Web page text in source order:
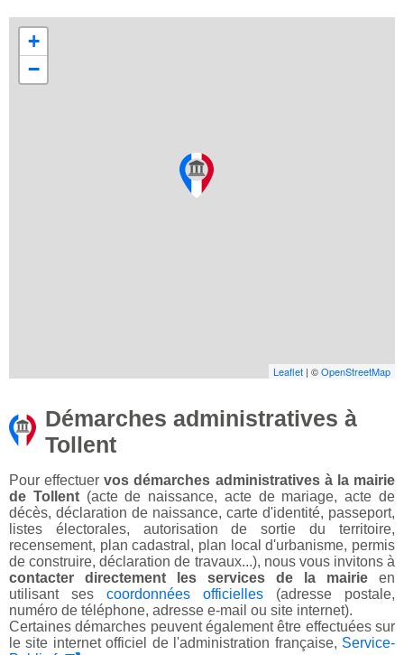
+
−
Leaflet | ©OpenStreetMap
Démarches administratives à
Tollent
Pour effectuervos démarches administratives à la mairie
de Tollent(acte de naissance, acte de mariage, acte de
décès, déclaration de naissance, carte d'identité, passeport,
listes électorales, autorisation de sortie du territoire,
recensement, plan cadastral, plan local d'urbanisme, permis
de construire, déclaration de travaux...), nous vous invitons à
contacter directement les services de la mairie en
utilisant ses coordonnées officielles (adresse postale,
numéro de téléphone, adresse e-mail ou site internet).
Certaines démarches peuvent également être effectuées sur
le site internet officiel de l'administration française, Service-